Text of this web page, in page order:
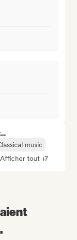
music
Afficher tout +7